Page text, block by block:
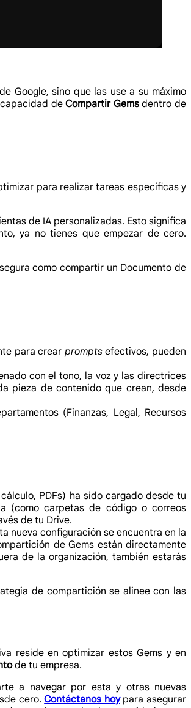
Google, sino que las use a su máximo
capacidad deCompartir Gemsdentro de
para realizar tareas específicas y
de IA personalizadas. Esto significa
ya no tienes que empezar de cero.
como compartir un Documento de
para crear promptsefectivos, pueden
con el tono, la voz y las directrices
pieza de contenido que crean, desde
(Finanzas, Legal, Recursos
PDFs) ha sido cargado desde tu
(como carpetas de código o correos
de tu Drive.
nueva configuración se encuentra en la
de Gems están directamente
de la organización, también estarás
de compartición se alinee con las
reside en optimizar estos Gems y en
de tu empresa.
a navegar por esta y otras nuevas
cero.Contáctanos hoypara asegurar